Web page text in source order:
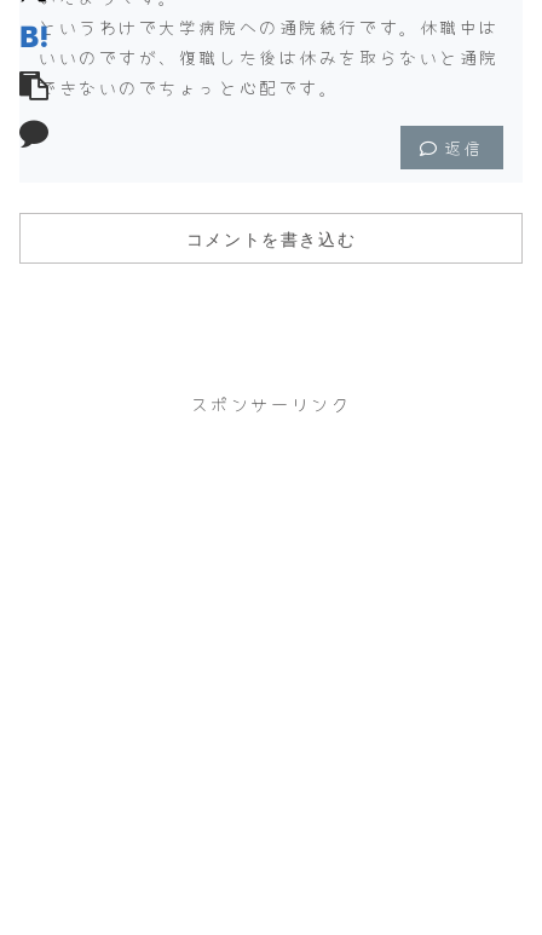
というわけで大学病院への通院続行です。休職中は
いいのですが、復職した後は休みを取らないと通院
できないのでちょっと心配です。
返信
コメントを書き込む
スポンサーリンク